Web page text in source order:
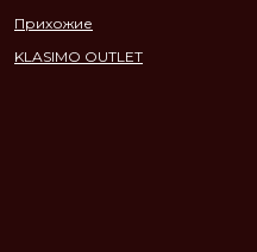
Прихожие
KLASIMO OUTLET